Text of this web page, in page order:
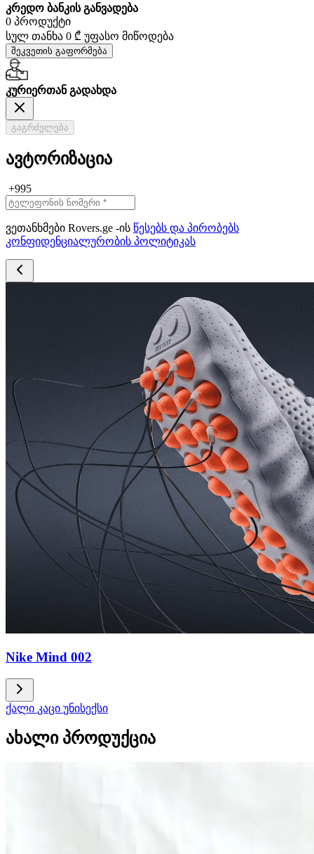
კრედო ბანკის განვადება
0 პროდუქტი
სულ თანხა 0 ₾ უფასო მიწოდება
შეკვეთის გაფორმება
კურიერთან გადახდა
გაგრძელება
ავტორიზაცია
+995
ვეთანხმები Rovers.ge -ის წესებს და პირობებს
კონფიდენციალურობის პოლიტიკას
Nike Mind 002
ქალი კაცი უნისექსი
ახალი პროდუქცია